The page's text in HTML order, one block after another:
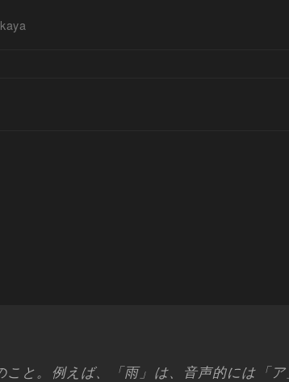
と。例えば、「雨」は、音声的には「